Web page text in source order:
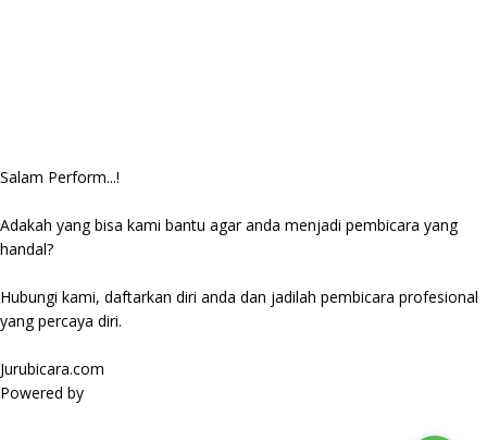
Salam Perform...!
Adakah yang bisa kami bantu agar anda menjadi pembicara yang
handal?
Hubungi kami, daftarkan diri anda dan jadilah pembicara profesional
yang percaya diri.
Jurubicara.com
Powered by